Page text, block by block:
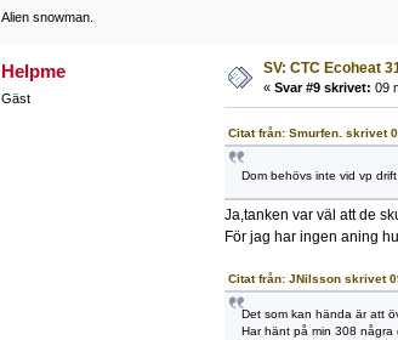
Alien snowman.
Helpme
Gäst
SV: CTC Ecoheat
« Svar #9 skrivet: 09
Citat från: Smurfen. skrivet
Dom behövs inte vid vp
Ja,tanken var väl att de
För jag har ingen aning
Citat från: JNilsson skrivet
Det som kan hända är att
Har hänt på min 308 några